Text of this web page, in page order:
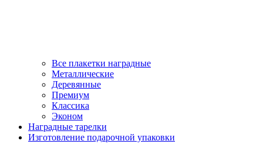
Все плакетки наградные
Металлические
Деревянные
Премиум
Классика
Эконом
Наградные тарелки
Изготовление подарочной упаковки